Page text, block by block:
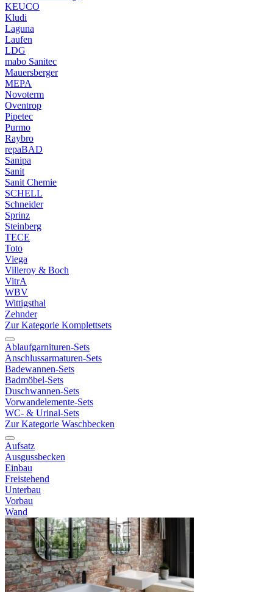
KEUCO
Kludi
Laguna
Laufen
LDG
mabo Sanitec
Mauersberger
MEPA
Novoterm
Oventrop
Pipetec
Purmo
Raybro
repaBAD
Sanipa
Sanit
Sanit Chemie
SCHELL
Schneider
Sprinz
Steinberg
TECE
Toto
Viega
Villeroy & Boch
VitrA
WBV
Wittigsthal
Zehnder
Zur Kategorie Komplettsets
Ablaufgarnituren-Sets
Anschlussarmaturen-Sets
Badewannen-Sets
Badmöbel-Sets
Duschwannen-Sets
Vorwandelemente-Sets
WC- & Urinal-Sets
Zur Kategorie Waschbecken
Aufsatz
Ausgussbecken
Einbau
Freistehend
Unterbau
Vorbau
Wand